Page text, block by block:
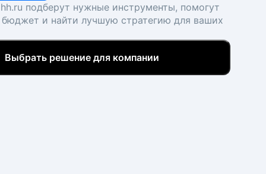
подберут нужные инструменты, помогут
бюджет и найти лучшую стратегию для ваших
Выбрать решение для компании